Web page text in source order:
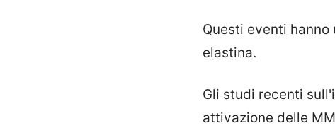
Questi eventi
elastina.
Gli studi recenti
attivazione delle